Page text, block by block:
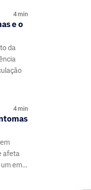
4min
e o
da
4min
afeta
em